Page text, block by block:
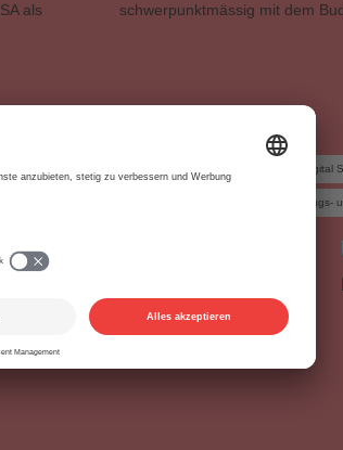
als
schwerpunktmässig mit dem
Mint Digital
Verteilungs-